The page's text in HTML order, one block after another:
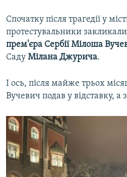
Спочатку після трагедії у
протестувальники закликали
прем'єра Сербії Мілоша
Саду Мілана Джурича.
І ось, після майже трьох
Вучевич подав у відставку,